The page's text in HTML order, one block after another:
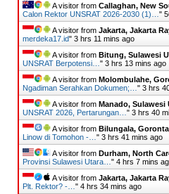
A visitor from Callaghan, New
Calon Rektor UNSRAT 2026-2030 (1)… "
A visitor from Jakarta, Jakarta
merdeka17.id" 3 hrs 11 mins ago
A visitor from Bitung, Sulawesi
UNSRAT Berpotensi… " 3 hrs 13 mins ago
A visitor from Molombulahe,
Ngadiman Serahkan Dokumen;… " 3 hrs
A visitor from Manado, Sulawesi
UNSRAT 2026, Pertarungan… " 3 hrs 40
A visitor from Bilungala,
Linow di Tomohon -… " 3 hrs 41 mins ago
A visitor from Durham, North
Provinsi Sulawesi Utara… " 4 hrs 7 mins
A visitor from Jakarta, Jakarta
Plt. Rektor? -… " 4 hrs 34 mins ago